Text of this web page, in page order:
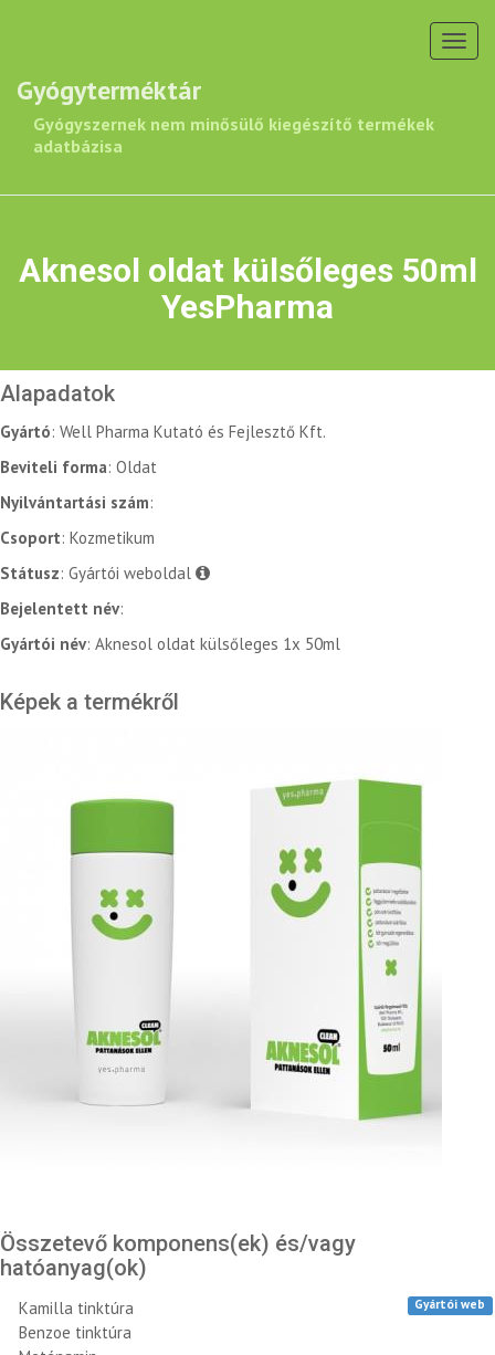
Gyógyterméktár
Gyógyszernek nem minősülő kiegészítő termékek
adatbázisa
Aknesol oldat külsőleges 50ml
YesPharma
Alapadatok
Gyártó: Well Pharma Kutató és Fejlesztő Kft.
Beviteli forma: Oldat
Nyilvántartási szám:
Csoport: Kozmetikum
Státusz: Gyártói weboldal
Bejelentett név:
Gyártói név: Aknesol oldat külsőleges 1x 50ml
Képek a termékről
Összetevő komponens(ek) és/vagy
hatóanyag(ok)
Kamilla tinktúra
Benzoe tinktúra
Gyártói web